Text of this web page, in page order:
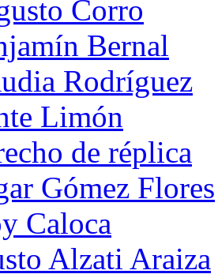
Corro
Bernal
Rodríguez
Limón
de réplica
Gómez Flores
Caloca
Alzati Araiza